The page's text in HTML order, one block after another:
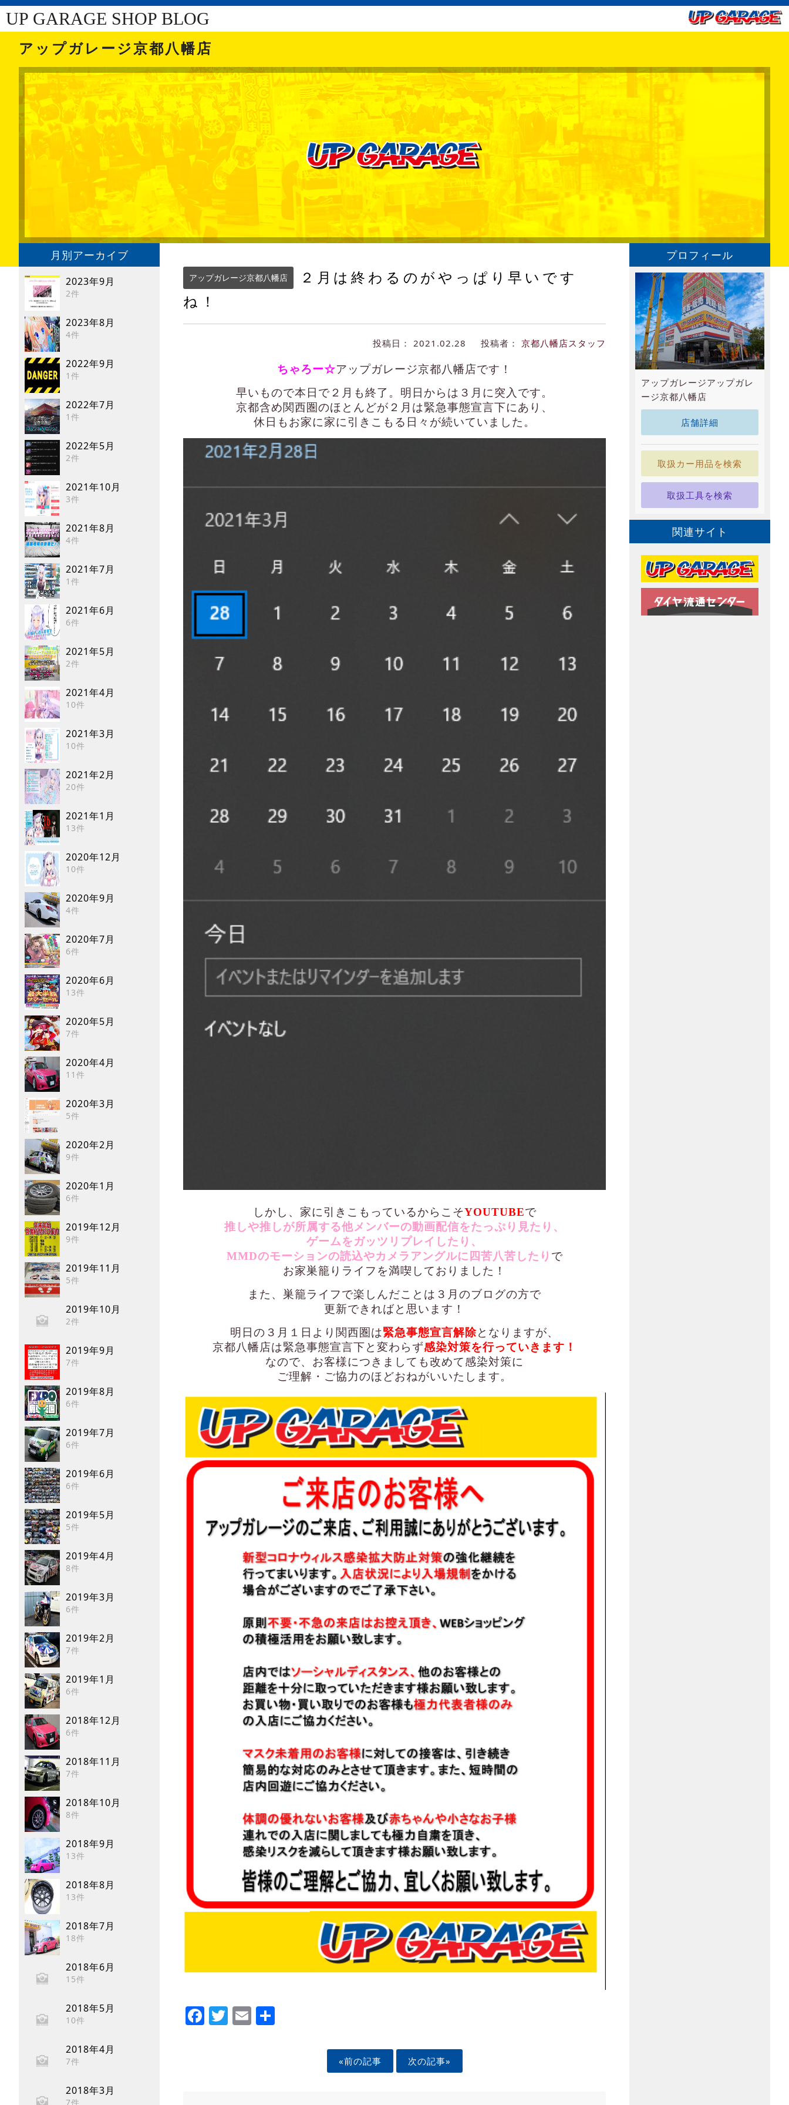
UP GARAGE SHOP BLOG
アップガレージ京都八幡店
月別アーカイブ
2023年9月
2件
2023年8月
4件
2022年9月
1件
2022年7月
1件
2022年5月
2件
2021年10月
3件
2021年8月
4件
2021年7月
1件
2021年6月
6件
2021年5月
2件
2021年4月
10件
2021年3月
10件
2021年2月
20件
2021年1月
13件
2020年12月
10件
2020年9月
4件
2020年7月
6件
2020年6月
13件
2020年5月
7件
2020年4月
11件
2020年3月
5件
2020年2月
9件
2020年1月
6件
2019年12月
9件
2019年11月
5件
2019年10月
2件
2019年9月
7件
2019年8月
6件
2019年7月
6件
2019年6月
6件
2019年5月
5件
2019年4月
8件
2019年3月
6件
2019年2月
7件
2019年1月
6件
2018年12月
6件
2018年11月
7件
2018年10月
8件
2018年9月
13件
2018年8月
13件
2018年7月
18件
2018年6月
15件
2018年5月
10件
2018年4月
7件
2018年3月
7件
アップガレージ京都八幡店
２月は終わるのがやっぱり早いです
ね！
投稿日： 2021.02.28 投稿者： 京都八幡店スタッフ
ちゃろー☆アップガレージ京都八幡店です！
早いもので本日で２月も終了。明日からは３月に突入です。
京都含め関西圏のほとんどが２月は緊急事態宣言下にあり、
休日もお家に家に引きこもる日々が続いていました。
しかし、家に引きこもっているからこそYOUTUBEで
推しや推しが所属する他メンバーの動画配信をたっぷり見たり、
ゲームをガッツリプレイしたり、
MMDのモーションの読込やカメラアングルに四苦八苦したり で
お家巣籠りライフを満喫しておりました！
また、巣籠ライフで楽しんだことは３月のブログの方で
更新できればと思います！
明日の３月１日より関西圏は緊急事態宣言解除となりますが、
京都八幡店は緊急事態宣言下と変わらず感染対策を行っていきます！
なので、お客様につきましても改めて感染対策に
ご理解・ご協力のほどおねがいいたします。
Facebook
Twitter
Email
«前の記事 次の記事»
プロフィール
アップガレージアップガレ
ージ京都八幡店
店舗詳細
取扱カー用品を検索
取扱工具を検索
関連サイト